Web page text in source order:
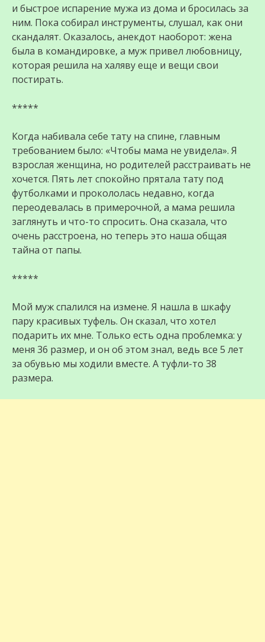
и быстрое испарение мужа из дома и бросилась за
ним. Пока собирал инструменты, слушал, как они
скандалят. Оказалось, анекдот наоборот: жена
была в командировке, а муж привел любовницу,
которая решила на халяву еще и вещи свои
постирать.
*****
Когда набивала себе тату на спине, главным
требованием было: «Чтобы мама не увидела». Я
взрослая женщина, но родителей расстраивать не
хочется. Пять лет спокойно прятала тату под
футболками и прокололась недавно, когда
переодевалась в примерочной, а мама решила
заглянуть и что-то спросить. Она сказала, что
очень расстроена, но теперь это наша общая
тайна от папы.
*****
Мой муж спалился на измене. Я нашла в шкафу
пару красивых туфель. Он сказал, что хотел
подарить их мне. Только есть одна проблемка: у
меня 36 размер, и он об этом знал, ведь все 5 лет
за обувью мы ходили вместе. А туфли-то 38
размера.